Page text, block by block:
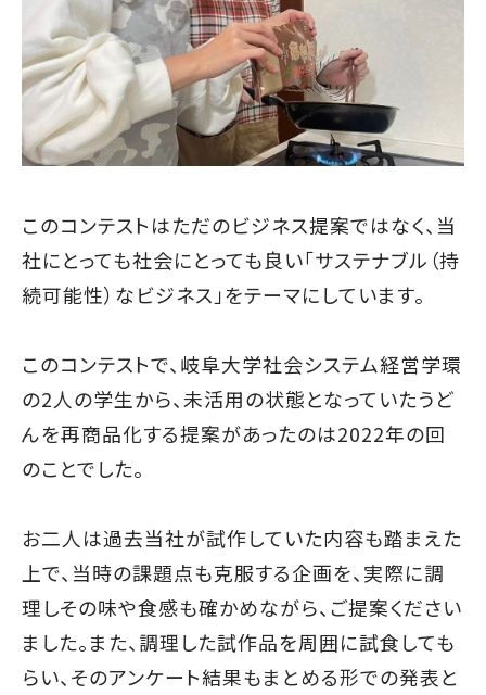
このコンテストはただのビジネス提案ではなく、当
社にとっても社会にとっても良い「サステナブル（持
続可能性）なビジネス」をテーマにしています。
このコンテストで、岐阜大学社会システム経営学環
の2人の学生から、未活用の状態となっていたうど
んを再商品化する提案があったのは2022年の回
のことでした。
お二人は過去当社が試作していた内容も踏まえた
上で、当時の課題点も克服する企画を、実際に調
理しその味や食感も確かめながら、ご提案ください
ました。また、調理した試作品を周囲に試食しても
らい、そのアンケート結果もまとめる形での発表と